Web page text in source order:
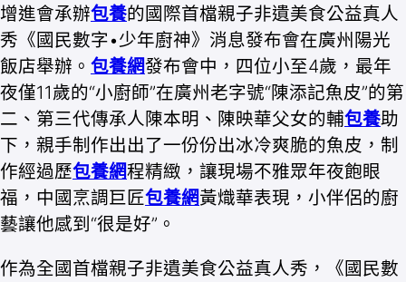
增進會承辦包養的國際首檔親子非遺美食公益真人
秀《國民數字•少年廚神》消息發布會在廣州陽光
飯店舉辦。 包養網發布會中，四位小至4歲，最年
夜僅11歲的“小廚師”在廣州老字號“陳添記魚皮”的第
二、第三代傳承人陳本明、陳映華父女的輔包養助
下，親手制作出出了一份份出冰冷爽脆的魚皮，制
作經過歷包養網程精緻，讓現場不雅眾年夜飽眼
福，中國烹調巨匠包養網黃熾華表現，小伴侶的廚
藝讓他感到“很是好”。
作為全國首檔親子非遺美食公益真人秀，《國民數